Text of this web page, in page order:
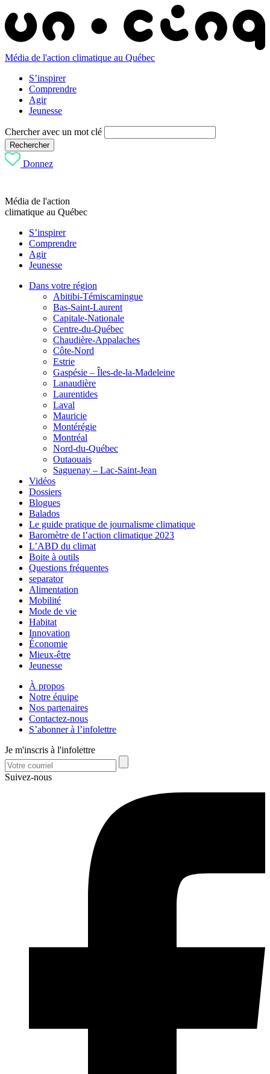
Média de l'action climatique au Québec
S’inspirer
Comprendre
Agir
Jeunesse
Chercher avec un mot clé
Rechercher
Donnez
Média de l'action
climatique au Québec
S’inspirer
Comprendre
Agir
Jeunesse
Dans votre région
Abitibi-Témiscamingue
Bas-Saint-Laurent
Capitale-Nationale
Centre-du-Québec
Chaudière-Appalaches
Côte-Nord
Estrie
Gaspésie – Îles-de-la-Madeleine
Lanaudière
Laurentides
Laval
Mauricie
Montérégie
Montréal
Nord-du-Québec
Outaouais
Saguenay – Lac-Saint-Jean
Vidéos
Dossiers
Blogues
Balados
Le guide pratique de journalisme climatique
Baromètre de l’action climatique 2023
L’ABD du climat
Boite à outils
Questions fréquentes
separator
Alimentation
Mobilité
Mode de vie
Habitat
Innovation
Économie
Mieux-être
Jeunesse
À propos
Notre équipe
Nos partenaires
Contactez-nous
S’abonner à l’infolettre
Je m'inscris à l'infolettre
Suivez-nous